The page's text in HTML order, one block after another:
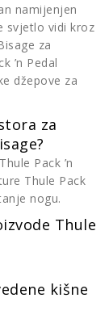
namijenjen
svjetlo vidi kroz
za
’n Pedal
džepove za
za
Pack ’n
Thule Pack
nogu.
Thule
kišne